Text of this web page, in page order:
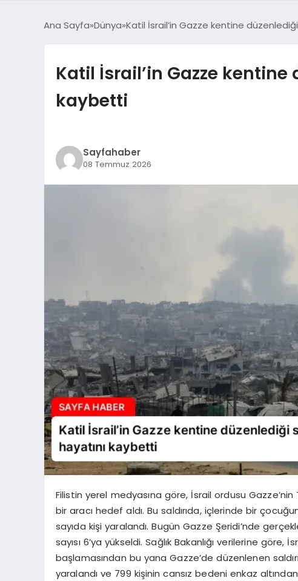
Ana Sayfa Dünya Katil İsrail’in Gazze kentine
Katil İsrail’in Gazze kentine
kaybetti
Sayfahaber
08 Temmuz 2026
Filistin yerel medyasına göre, İsrail ordusu Gazze’nin
bir aracı hedef aldı. Bu saldırıda, içlerinde bir
sayıda kişi yaralandı. Bugün Gazze Şeridi’nde
sayısı 6’ya yükseldi. Sağlık Bakanlığı verilerine göre,
başlamasından bu yana Gazze’de düzenlenen
yaralandı ve 799 kişinin cansız bedeni enkaz altından